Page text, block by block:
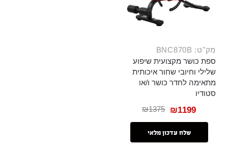
מק"ט: BNC870B
ספת כושר מקצועית שיפוע
שלילי וחיובי שחור איכותית
מתאימה לחדר כושר ו/או
סטודיו
₪1375 ₪1199
שלח עדכון מלאי